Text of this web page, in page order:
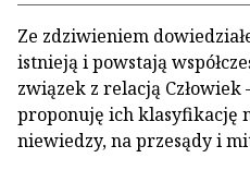
Ze zdziwieniem
istnieją i powstają
związek z relacją
proponuję ich klasyfikację
niewiedzy, na przesądy i